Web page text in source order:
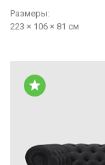
Размеры:
223 × 106 × 81 см